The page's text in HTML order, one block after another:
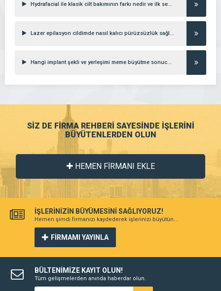
Hydrafacial ile klasik cilt bakımının farkı nedir ve ilk seanstan ne beklemeliyim?
Lazer epilasyon cildimde nasıl kalıcı pürüzsüzlük sağlar?
Hangi implant şekli ve yerleşimi meme büyütme sonucunu en doğal gösterir?
SİZ DE FİRMA REHBERİ SAYESİNDE İŞLERİNİ
BÜYÜTENLERDEN OLUN
HEMEN FİRMANI EKLE
İŞLERİNİZİN BÜYÜMESİNİ SAĞLIYORUZ!
Hemen şimdi firmanızı kaydederek işlerinizi büyütün...
FİRMAMI YAYINLA
BÜLTENİMİZE KAYIT OLUN!
Tüm gelişmelerden anında haberdar olun.